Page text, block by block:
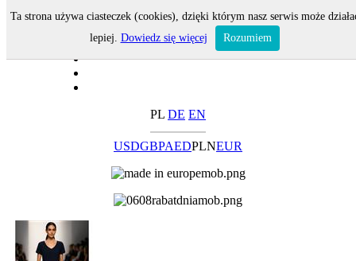
PL DE EN
USDGBPAEDPLNEUR
Ta strona używa ciasteczek (cookies), dzięki którym nasz serwis może
lepiej. Dowiedz się więcej Rozumiem